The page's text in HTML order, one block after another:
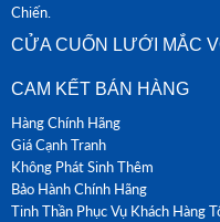
Chiến.
CỬA CUỐN LƯỚI MẮC
CAM KẾT BÁN HÀNG
Hàng Chính Hãng
Giá Cạnh Tranh
Không Phát Sinh Thêm
Bảo Hành Chính Hãng
Tinh Thần Phục Vụ Khách Hàng